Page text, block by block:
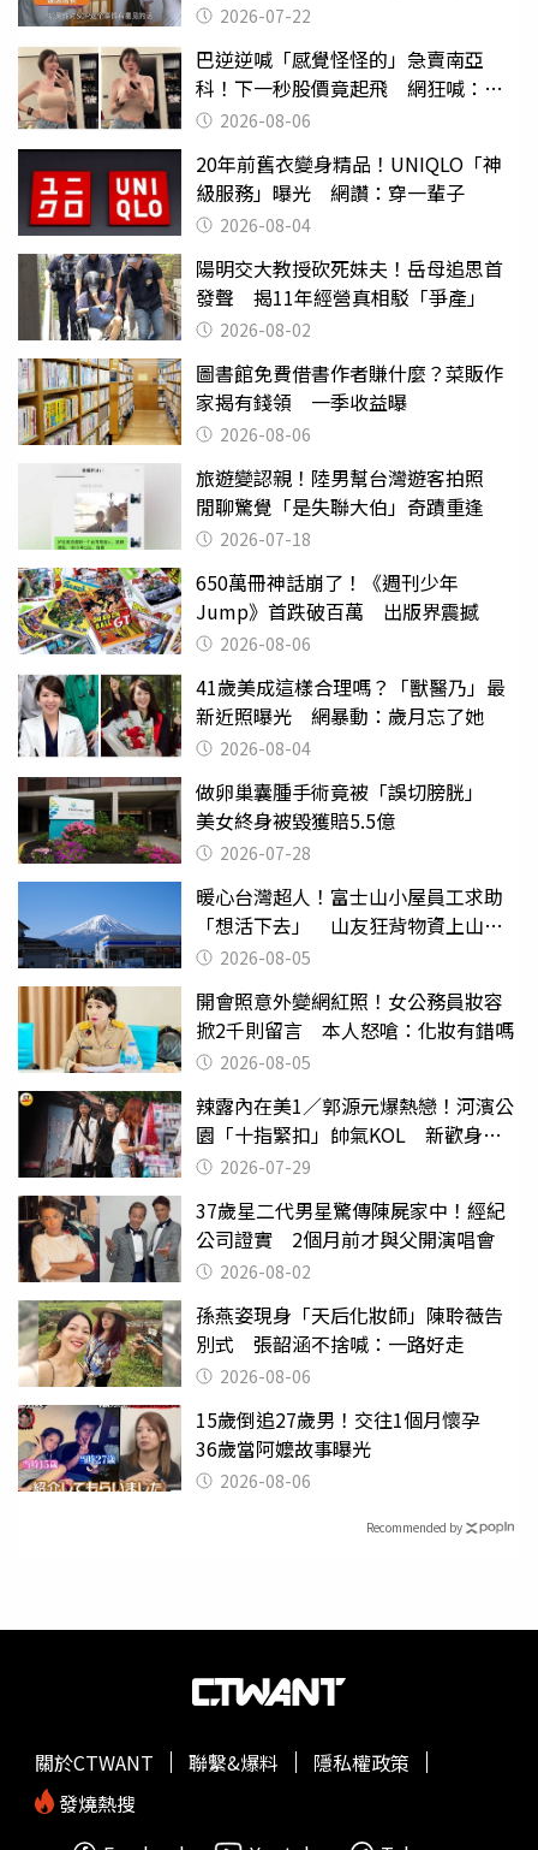
2026-07-22
巴逆逆喊「感覺怪怪的」急賣南亞
科！下一秒股價竟起飛 網狂喊：大V
天龍2026-08-06
20年前舊衣變身精品！UNIQLO「神
級服務」曝光 網讚：穿一輩子
2026-08-04
陽明交大教授砍死妹夫！岳母追思首
發聲 揭11年經營真相駁「爭產」
2026-08-02
圖書館免費借書作者賺什麼？菜販作
家揭有錢領 一季收益曝
2026-08-06
旅遊變認親！陸男幫台灣遊客拍照
閒聊驚覺「是失聯大伯」奇蹟重逢
2026-07-18
650萬冊神話崩了！《週刊少年
Jump》首跌破百萬 出版界震撼
2026-08-06
41歲美成這樣合理嗎？「獸醫乃」最
新近照曝光 網暴動：歲月忘了她
2026-08-04
做卵巢囊腫手術竟被「誤切膀胱」
美女終身被毀獲賠5.5億
2026-07-28
暖心台灣超人！富士山小屋員工求助
「想活下去」 山友狂背物資上山：
台灣真的是寶島
2026-08-05
開會照意外變網紅照！女公務員妝容
掀2千則留言 本人怒嗆：化妝有錯嗎
2026-08-05
辣露內在美1／郭源元爆熱戀！河濱公
園「十指緊扣」帥氣KOL 新歡身份
曝光2026-07-29
37歲星二代男星驚傳陳屍家中！經紀
公司證實 2個月前才與父開演唱會
2026-08-02
孫燕姿現身「天后化妝師」陳聆薇告
別式 張韶涵不捨喊：一路好走
2026-08-06
15歲倒追27歲男！交往1個月懷孕
36歲當阿嬤故事曝光
2026-08-06
Recommended by
關於CTWANT 聯繫&爆料
隱私權政策
發燒熱搜